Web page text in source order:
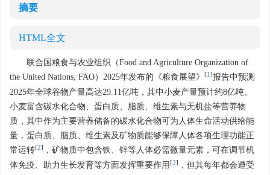
摘要
HTML全文
联合国粮食与农业组织（Food and Agriculture Organization of
the United Nations, FAO）2025年发布的《粮食展望》
[1 ]报告中预测
2025年全球谷物产量高达29.11亿吨，其中小麦产量预计约8亿吨。
小麦富含碳水化合物、蛋白质、脂质、维生素与无机盐等营养物
质，其中作为主要营养储备的碳水化合物可为人体生命活动供给能
量，蛋白质、脂质、维生素及矿物质能够保障人体各项生理功能正
常运转[2]
，矿物质中包含铁、锌等人体必需微量元素，可在调节机
体免疫、助力生长发育等方面发挥重要作用 [3]
，但其每年都会遭受